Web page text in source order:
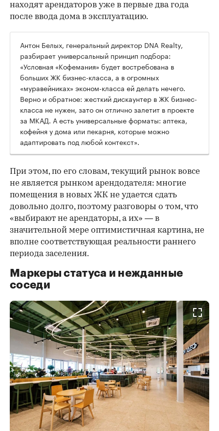
находят арендаторов уже в первые два года
после ввода дома в эксплуатацию.
Антон Белых, генеральный директор DNA Realty,
разбирает универсальный принцип подбора:
«Условная «Кофемания» будет востребована в
больших ЖК бизнес-класса, а в огромных
«муравейниках» эконом-класса ей делать нечего.
Верно и обратное: жесткий дискаунтер в ЖК бизнес-
класса не нужен, зато он отлично залетит в проекте
за МКАД. А есть универсальные форматы: аптека,
кофейня у дома или пекарня, которые можно
адаптировать под любой контекст».
При этом, по его словам, текущий рынок вовсе
не является рынком арендодателя: многие
помещения в новых ЖК не удается сдать
довольно долго, поэтому разговоры о том, что
«выбирают не арендаторы, а их» — в
значительной мере оптимистичная картина, не
вполне соответствующая реальности раннего
периода заселения.
Маркеры статуса и нежданные
соседи